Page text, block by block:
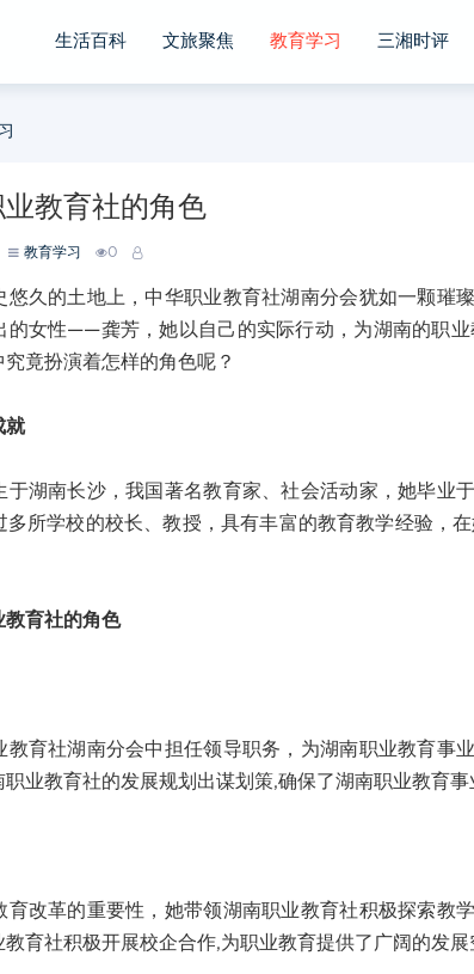
生活百科 文旅聚焦 教育学习 三湘时评
教育社的角色
教育学习 0
的土地上，中华职业教育社湖南分会犹如一颗璀
的女性——龚芳，她以自己的实际行动，为湖南的职
竟扮演着怎样的角色呢？
就
南长沙，我国著名教育家、社会活动家，她毕业
多所学校的校长、教授，具有丰富的教育教学经验，
教育社的角色
社湖南分会中担任领导职务，为湖南职业教育事
业教育社的发展规划出谋划策,确保了湖南职业教育事
革的重要性，她带领湖南职业教育社积极探索教
育社积极开展校企合作,为职业教育提供了广阔的发展